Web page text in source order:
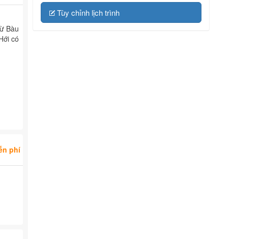
Bàu
có
phí
Tùy chỉnh lịch trình